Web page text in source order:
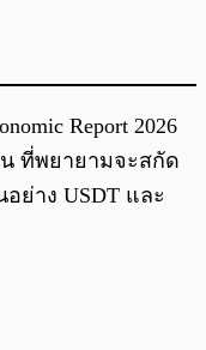
Report 2026
ที่พยายามจะสกัด
อย่าง USDT และ